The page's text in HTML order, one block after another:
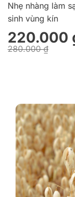
Nhẹ nhàng làm
sinh vùng kín
280.000₫
220.000